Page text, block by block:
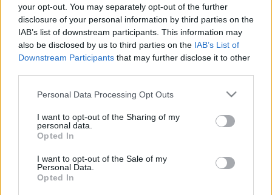
your opt-out. You may separately opt-out of the further
disclosure of your personal information by third parties on the
IAB’s list of downstream participants. This information may
also be disclosed by us to third parties on the IAB’s List of
Downstream Participants that may further disclose it to other
Please note that this website/app uses one or more Google
not limited to your visit or usage behaviour. You may click to
grant or deny consent to Google and its third-party tags to
use your data for below specified purposes in below Google
consent section.
Personal Data Processing Opt Outs
I want to opt-out of the Sharing of my
personal data.
Opted In
I want to opt-out of the Sale of my
Personal Data.
Opted In
Új sorozat jön - a 80-as évekből
Na de nem marad napi sorozat nélkül az RTL, a
közlemény szerint a pantallósiak történetét
bemutató széria helyére egy új produkció érkezik,
ami a 80-as években játszódik majd."Anosztalgikus
hangulatú sorozat titkok és ígéretek hálóján keresztül
mindennapjait. A régi idők megidézése mindig
nosztalgikus érzéseket kelt azokban, akik megélték a '80-
as éveket, így ők biztosan rajongói lesznek a
sorozatnak. A fiatalabb generáció pedig láthatja,
hogyan éltek szüleik és nagyszüleik pár évtizeddel
ezelőtt"- írták.